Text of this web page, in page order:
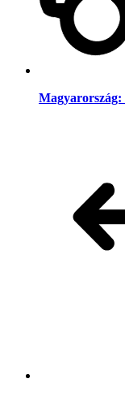
Magyarország: